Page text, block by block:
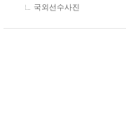
국외선수사진